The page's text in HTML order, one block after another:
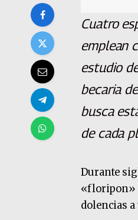
Cuatro
emplean
estudio
becaria
busca
de cada
Durante
«floripon»
dolencias a